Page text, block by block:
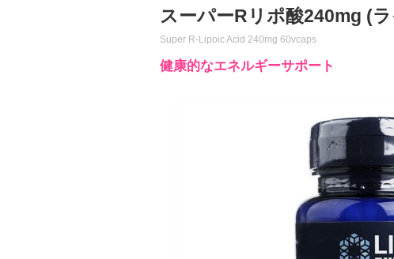
スーパーRリポ酸240mg (
Super R-Lipoic Acid 240mg 60vcaps
健康的なエネルギーサポート